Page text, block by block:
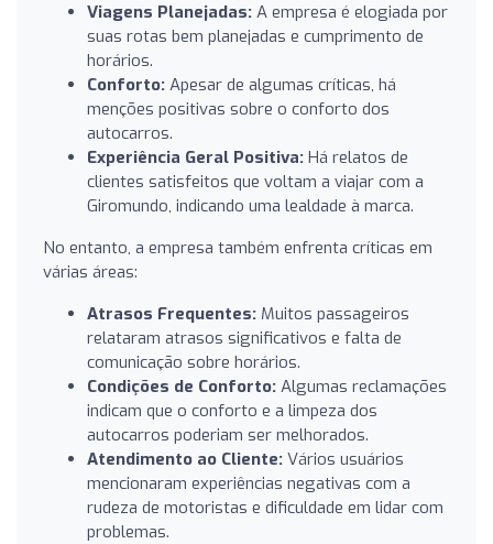
Viagens Planejadas: A empresa é elogiada por
suas rotas bem planejadas e cumprimento de
horários.
Conforto: Apesar de algumas críticas, há
menções positivas sobre o conforto dos
autocarros.
Experiência Geral Positiva: Há relatos de
clientes satisfeitos que voltam a viajar com a
Giromundo, indicando uma lealdade à marca.
No entanto, a empresa também enfrenta críticas em
várias áreas:
Atrasos Frequentes: Muitos passageiros
relataram atrasos significativos e falta de
comunicação sobre horários.
Condições de Conforto: Algumas reclamações
indicam que o conforto e a limpeza dos
autocarros poderiam ser melhorados.
Atendimento ao Cliente: Vários usuários
mencionaram experiências negativas com a
rudeza de motoristas e dificuldade em lidar com
problemas.